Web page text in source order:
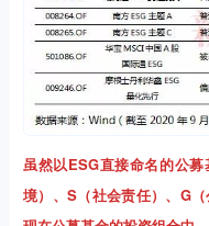
虽然以ESG直接命名的公
境）、S（社会责任）、G